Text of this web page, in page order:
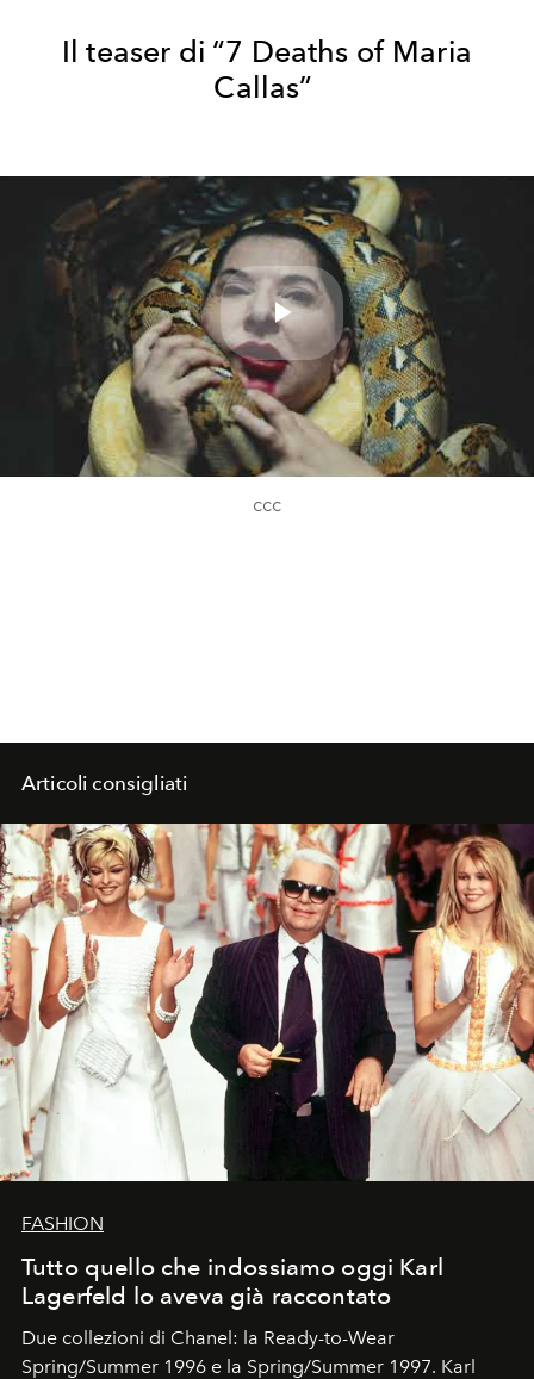
Il teaser di “7 Deaths of Maria
Callas”
Play
Video
ccc
Articoli consigliati
FASHION
Tutto quello che indossiamo oggi Karl
Lagerfeld lo aveva già raccontato
Due collezioni di Chanel: la Ready-to-Wear
Spring/Summer 1996 e la Spring/Summer 1997. Karl